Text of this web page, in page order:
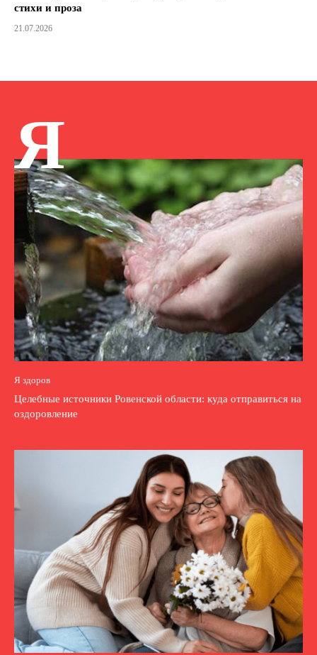
стихи и проза
21.07.2026
Я
Я здоров
Целебные источники Ровенской области: куда отправиться на
оздоровление